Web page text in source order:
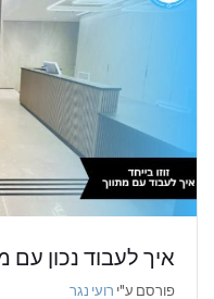
איך לעבוד נכון
לדעת לפני
פורסם ע"י רועי נגר